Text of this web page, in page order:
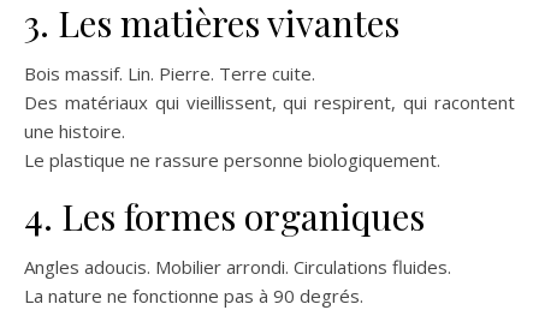
3. Les matières vivantes
Bois massif. Lin. Pierre. Terre cuite.
Des matériaux qui vieillissent, qui respirent, qui racontent
une histoire.
Le plastique ne rassure personne biologiquement.
4. Les formes organiques
Angles adoucis. Mobilier arrondi. Circulations fluides.
La nature ne fonctionne pas à 90 degrés.